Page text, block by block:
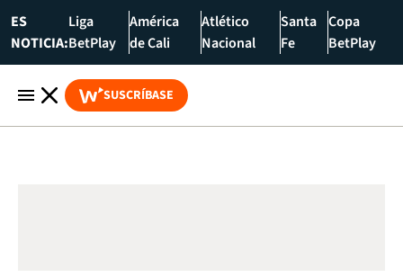
ES
NOTICIA:
Liga
BetPlay
América
de Cali
Atlético
Nacional
Santa
Fe
Copa
BetPlay
SUSCRÍBASE